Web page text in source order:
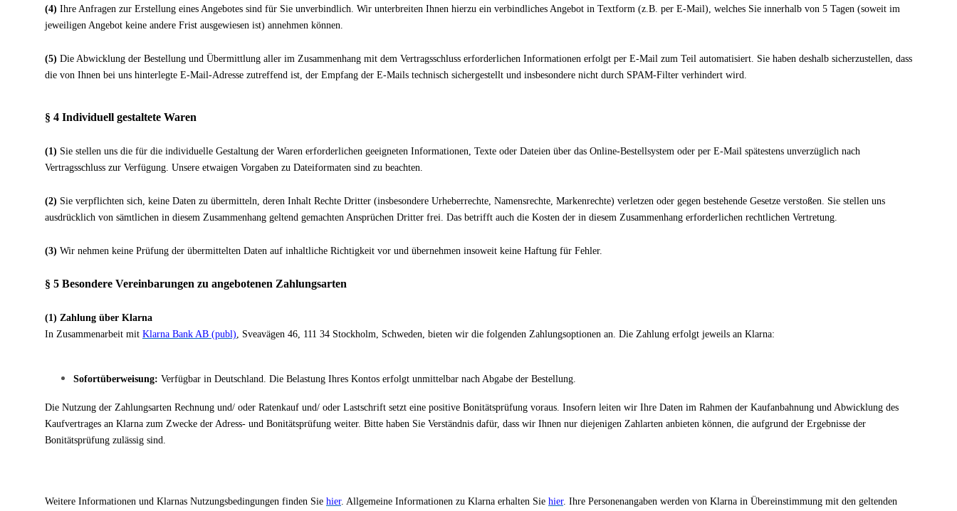
(4) Ihre Anfragen zur Erstellung eines Angebotes sind für Sie unverbindlich. Wir unterbreiten Ihnen hierzu ein verbindliches Angebot in Textform (z.B. per E-Mail), welches Sie innerhalb von 5 Tagen (soweit im
jeweiligen Angebot keine andere Frist ausgewiesen ist) annehmen können.
(5) Die Abwicklung der Bestellung und Übermittlung aller im Zusammenhang mit dem Vertragsschluss erforderlichen Informationen erfolgt per E-Mail zum Teil automatisiert. Sie haben deshalb sicherzustellen, dass
die von Ihnen bei uns hinterlegte E-Mail-Adresse zutreffend ist, der Empfang der E-Mails technisch sichergestellt und insbesondere nicht durch SPAM-Filter verhindert wird.
§ 4 Individuell gestaltete Waren
(1) Sie stellen uns die für die individuelle Gestaltung der Waren erforderlichen geeigneten Informationen, Texte oder Dateien über das Online-Bestellsystem oder per E-Mail spätestens unverzüglich nach
Vertragsschluss zur Verfügung. Unsere etwaigen Vorgaben zu Dateiformaten sind zu beachten.
(2) Sie verpflichten sich, keine Daten zu übermitteln, deren Inhalt Rechte Dritter (insbesondere Urheberrechte, Namensrechte, Markenrechte) verletzen oder gegen bestehende Gesetze verstoßen. Sie stellen uns
ausdrücklich von sämtlichen in diesem Zusammenhang geltend gemachten Ansprüchen Dritter frei. Das betrifft auch die Kosten der in diesem Zusammenhang erforderlichen rechtlichen Vertretung.
(3) Wir nehmen keine Prüfung der übermittelten Daten auf inhaltliche Richtigkeit vor und übernehmen insoweit keine Haftung für Fehler.
§ 5 Besondere Vereinbarungen zu angebotenen Zahlungsarten
(1) Zahlung über Klarna
In Zusammenarbeit mit Klarna Bank AB (publ), Sveavägen 46, 111 34 Stockholm, Schweden, bieten wir die folgenden Zahlungsoptionen an. Die Zahlung erfolgt jeweils an Klarna:
Sofortüberweisung: Verfügbar in Deutschland. Die Belastung Ihres Kontos erfolgt unmittelbar nach Abgabe der Bestellung.
Die Nutzung der Zahlungsarten Rechnung und/ oder Ratenkauf und/ oder Lastschrift setzt eine positive Bonitätsprüfung voraus. Insofern leiten wir Ihre Daten im Rahmen der Kaufanbahnung und Abwicklung des
Kaufvertrages an Klarna zum Zwecke der Adress- und Bonitätsprüfung weiter. Bitte haben Sie Verständnis dafür, dass wir Ihnen nur diejenigen Zahlarten anbieten können, die aufgrund der Ergebnisse der
Bonitätsprüfung zulässig sind.
Weitere Informationen und Klarnas Nutzungsbedingungen finden Sie hier. Allgemeine Informationen zu Klarna erhalten Sie hier. Ihre Personenangaben werden von Klarna in Übereinstimmung mit den geltenden